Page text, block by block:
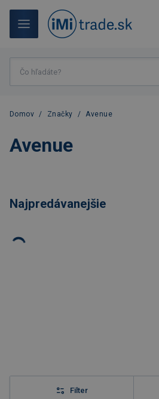
Domov / Značky / Avenue
Avenue
Najpredávanejšie
Filter